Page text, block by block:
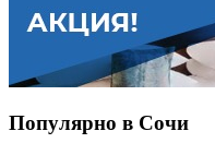
Популярно в Сочи